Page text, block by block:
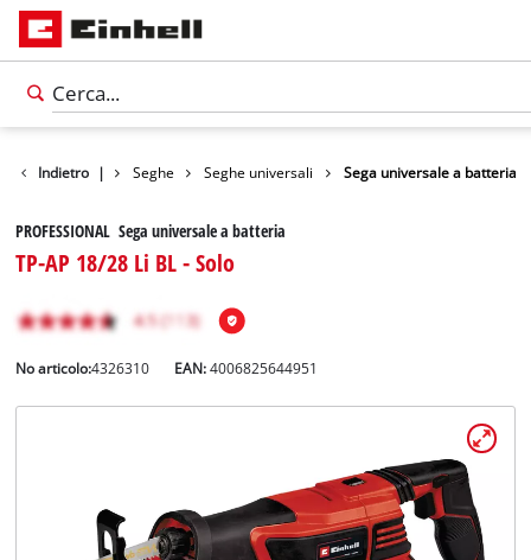
English
Indietro |
Utensili Seghe Seghe universali Sega universale a batteria
PROFESSIONAL Sega universale a batteria
TP-AP 18/28 Li BL - Solo
No articolo:4326310 EAN:4006825644951